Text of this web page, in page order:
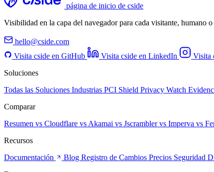
página de inicio de cside
Visibilidad en la capa del navegador para cada visitante, humano
hello@cside.com
Visita cside en GitHub
Visita cside en LinkedIn Visita
Soluciones
Todas las Soluciones Industrias PCI Shield Privacy Watch
Comparar
Resumen vs Cloudflare vs Akamai vs Jscramblervs Imperva vs
Recursos
Documentación
Blog Registro de Cambios Precios Seguridad